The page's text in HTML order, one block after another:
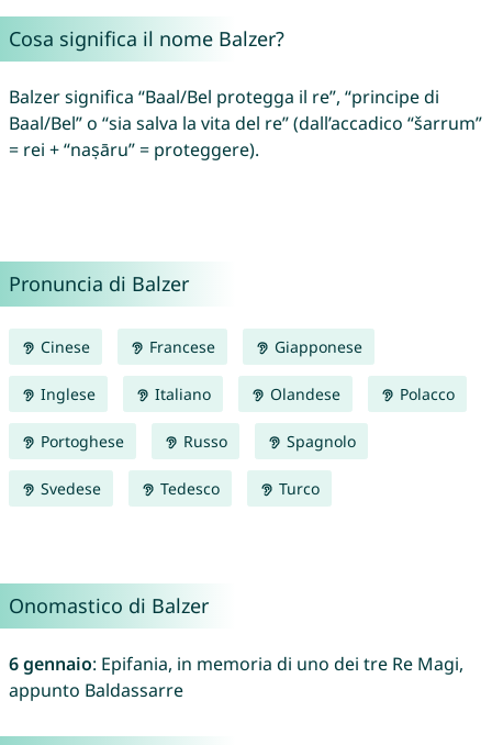
Cosa significa il nome Balzer?
Balzer significa “Baal/Bel protegga il re”, “principe di
Baal/Bel” o “sia salva la vita del re” (dall’accadico “šarrum”
= rei + “naṣāru” = proteggere).
Pronuncia di Balzer
Cinese Francese Giapponese
Inglese Italiano Olandese Polacco
Portoghese Russo Spagnolo
Svedese Tedesco Turco
Onomastico di Balzer
6 gennaio: Epifania, in memoria di uno dei tre Re Magi,
appunto Baldassarre